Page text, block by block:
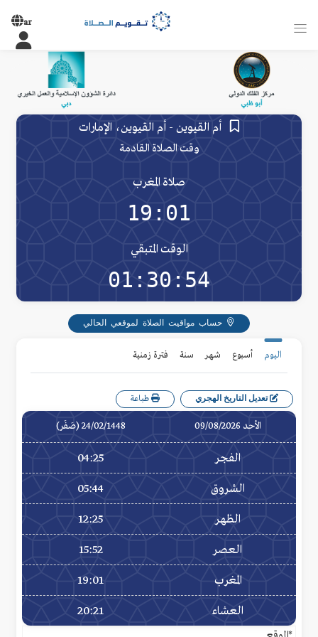
ar
أم القيوين - أم القيوين، الإمارات
وقت الصلاة القادمة
صلاة المغرب
19:01
الوقت المتبقي
01:30:54
اليوم أسبوع شهر سنة فترة زمنية
طباعة تعديل التاريخ الهجري
الأحد 09/08/2026 24/02/1448 (صَفَر)
الفجر 04:25
الشروق 05:44
الظهر 12:25
العصر 15:52
المغرب 19:01
العشاء 20:21